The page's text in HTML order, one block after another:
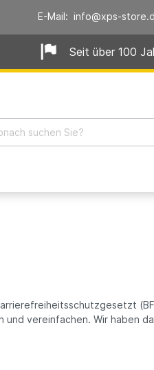
E-Mail: info@xps-
Seit über 100
und vereinfachen. Wir haben